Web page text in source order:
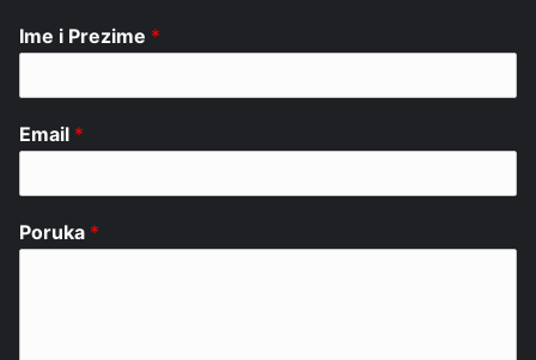
Ime i Prezime *
Email *
Poruka *